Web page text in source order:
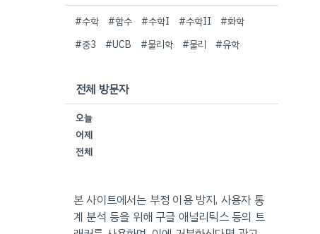
#수학 #함수 #수학I #수학II
#화학
#중3
#UCB #물리학 #물리 #유학
전체 방문자
오늘
어제
전체
본 사이트에서는 부정 이용 방지, 사용자 통
계 분석 등을 위해 구글 애널리틱스 등의 트